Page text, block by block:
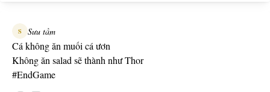
S Sưu tầm
Cá không ăn muối cá ươn
Không ăn salad sẽ thành như Thor
#EndGame